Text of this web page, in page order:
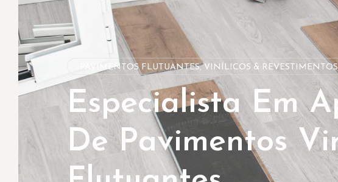
PAVIMENTOS FLUTUANTES, VINÍLICOS &
Especialista Em
De Pavimentos